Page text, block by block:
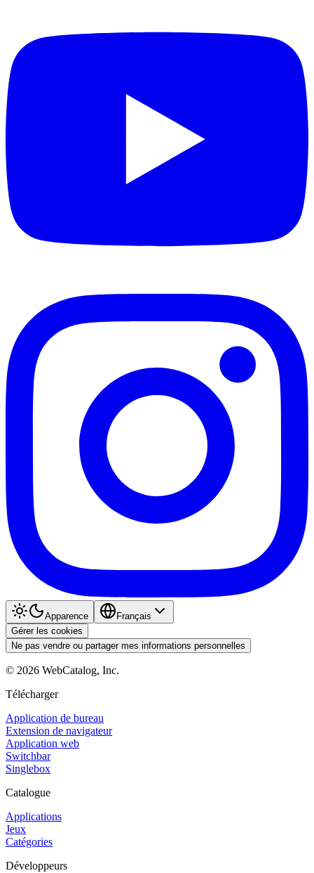
Apparence
Français
Gérer les cookies
Ne pas vendre ou partager mes informations personnelles
© 2026 WebCatalog, Inc.
Télécharger
Application de bureau
Extension de navigateur
Application web
Switchbar
Singlebox
Catalogue
Applications
Jeux
Catégories
Développeurs